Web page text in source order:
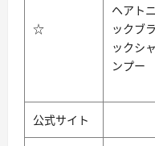
☆
ヘアトニ
ックブラ
ックシャ
ンプー
公式サイト